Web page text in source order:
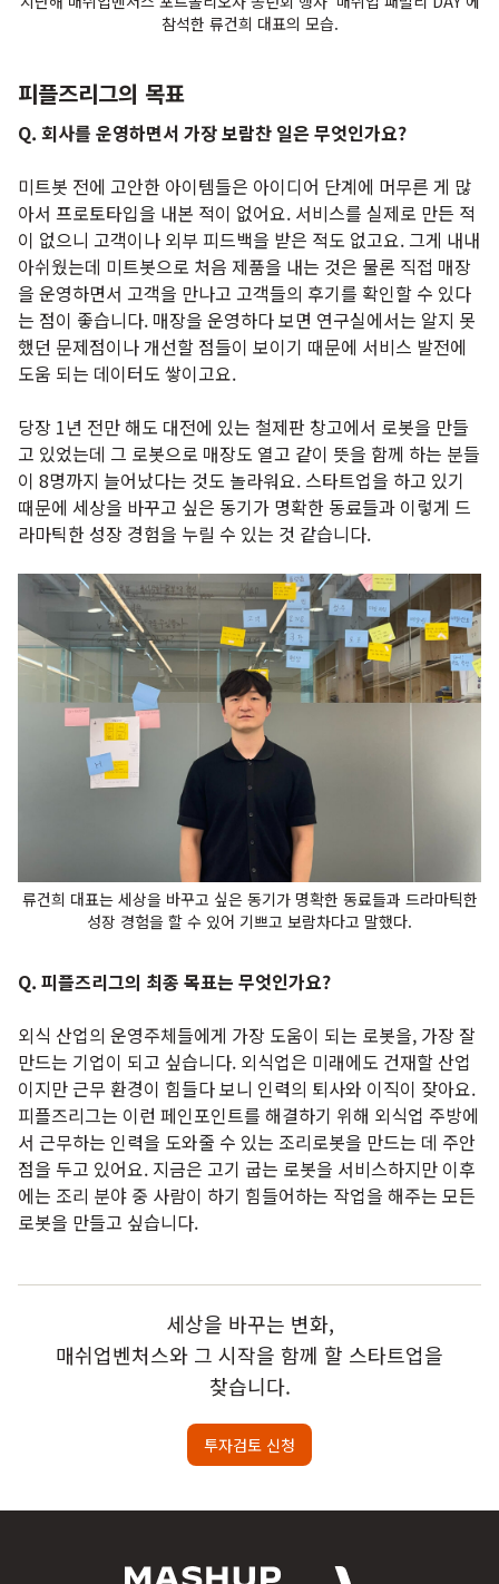
참석한 류건희 대표의 모습.
피플즈리그의 목표
Q. 회사를 운영하면서 가장 보람찬 일은 무엇인가요?
미트봇 전에 고안한 아이템들은 아이디어 단계에 머무른 게 많
아서 프로토타입을 내본 적이 없어요. 서비스를 실제로 만든 적
이 없으니 고객이나 외부 피드백을 받은 적도 없고요. 그게 내내
아쉬웠는데 미트봇으로 처음 제품을 내는 것은 물론 직접 매장
을 운영하면서 고객을 만나고 고객들의 후기를 확인할 수 있다
는 점이 좋습니다. 매장을 운영하다 보면 연구실에서는 알지 못
했던 문제점이나 개선할 점들이 보이기 때문에 서비스 발전에
도움 되는 데이터도 쌓이고요.
당장 1년 전만 해도 대전에 있는 철제판 창고에서 로봇을 만들
고 있었는데 그 로봇으로 매장도 열고 같이 뜻을 함께 하는 분들
이 8명까지 늘어났다는 것도 놀라워요. 스타트업을 하고 있기
때문에 세상을 바꾸고 싶은 동기가 명확한 동료들과 이렇게 드
라마틱한 성장 경험을 누릴 수 있는 것 같습니다.
류건희 대표는 세상을 바꾸고 싶은 동기가 명확한 동료들과 드라마틱한
성장 경험을 할 수 있어 기쁘고 보람차다고 말했다.
Q. 피플즈리그의 최종 목표는 무엇인가요?
외식 산업의 운영주체들에게 가장 도움이 되는 로봇을, 가장 잘
만드는 기업이 되고 싶습니다. 외식업은 미래에도 건재할 산업
이지만 근무 환경이 힘들다 보니 인력의 퇴사와 이직이 잦아요.
피플즈리그는 이런 페인포인트를 해결하기 위해 외식업 주방에
서 근무하는 인력을 도와줄 수 있는 조리로봇을 만드는 데 주안
점을 두고 있어요. 지금은 고기 굽는 로봇을 서비스하지만 이후
에는 조리 분야 중 사람이 하기 힘들어하는 작업을 해주는 모든
로봇을 만들고 싶습니다.
세상을 바꾸는 변화,
매쉬업벤처스와 그 시작을 함께 할 스타트업을
찾습니다.
투자검토 신청